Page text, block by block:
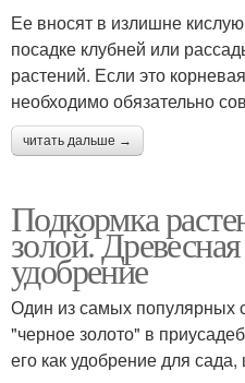
Ее вносят в излишне
посадке клубней или
растений. Если это
необходимо обязательно
читать дальше →
Подкормка
золой.
удобрение
Один из самых популярных
"черное золото" в
его как удобрение для сада,